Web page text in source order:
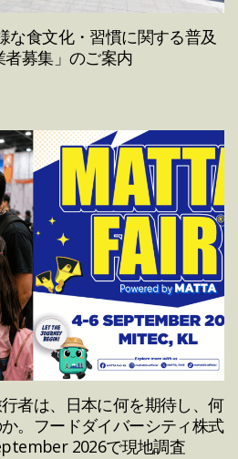
な食文化・習慣に関する普及
募集」のご案内
者は、日本に何を期待し、何
。フードダイバーシティ株式
2026で現地調査